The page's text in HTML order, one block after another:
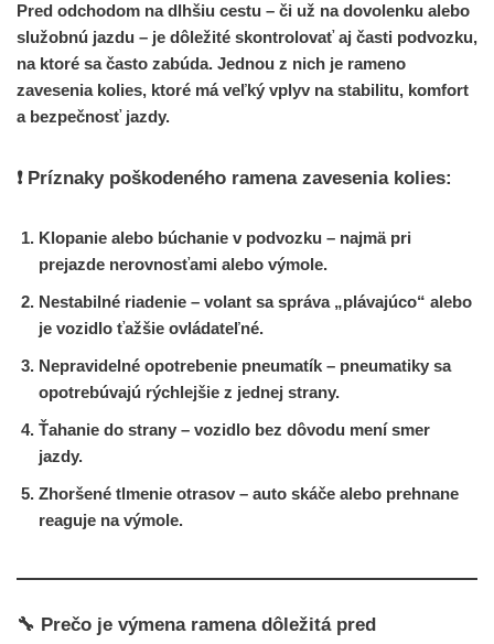
Pred odchodom na dlhšiu cestu – či už na dovolenku alebo
služobnú jazdu – je dôležité skontrolovať aj časti podvozku,
na ktoré sa často zabúda. Jednou z nich je rameno
zavesenia kolies, ktoré má veľký vplyv na stabilitu, komfort
a bezpečnosť jazdy.
❗ Príznaky poškodeného ramena zavesenia kolies:
Klopanie alebo búchanie v podvozku – najmä pri
prejazde nerovnosťami alebo výmole.
Nestabilné riadenie – volant sa správa „plávajúco“ alebo
je vozidlo ťažšie ovládateľné.
Nepravidelné opotrebenie pneumatík – pneumatiky sa
opotrebúvajú rýchlejšie z jednej strany.
Ťahanie do strany – vozidlo bez dôvodu mení smer
jazdy.
Zhoršené tlmenie otrasov – auto skáče alebo prehnane
reaguje na výmole.
🔧 Prečo je výmena ramena dôležitá pred